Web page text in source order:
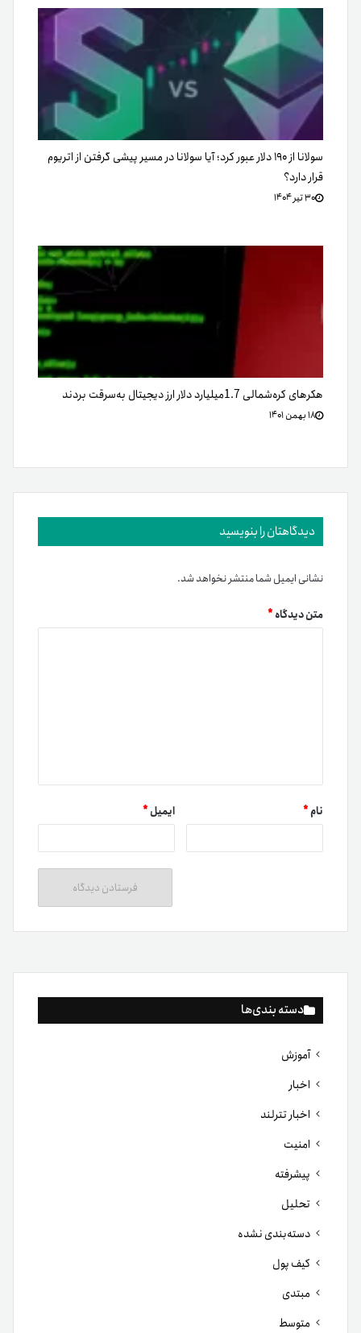
دسته بندی‌ها
آموزش
اخبار
اخبار تترلند
امنیت
پیشرفته
تحلیل
دسته‌بندی نشده
کیف پول
مبتدی
متوسط
سولانا از ۱۹۰ دلار عبور کرد؛ آیا سولانا در مسیر پیشی گرفتن از اتریوم
قرار دارد؟
۳۰ تیر ۱۴۰۴
هکرهای کره‌شمالی 1.7میلیارد‌ دلار ارز دیجیتال به‌سرقت بردند
۱۸ بهمن ۱۴۰۱
دیدگاهتان را بنویسید
نشانی ایمیل شما منتشر نخواهد شد.
متن دیدگاه*
نام* ایمیل*